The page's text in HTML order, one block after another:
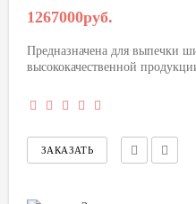
1267000руб.
Предназначена для выпечки
высококачественной